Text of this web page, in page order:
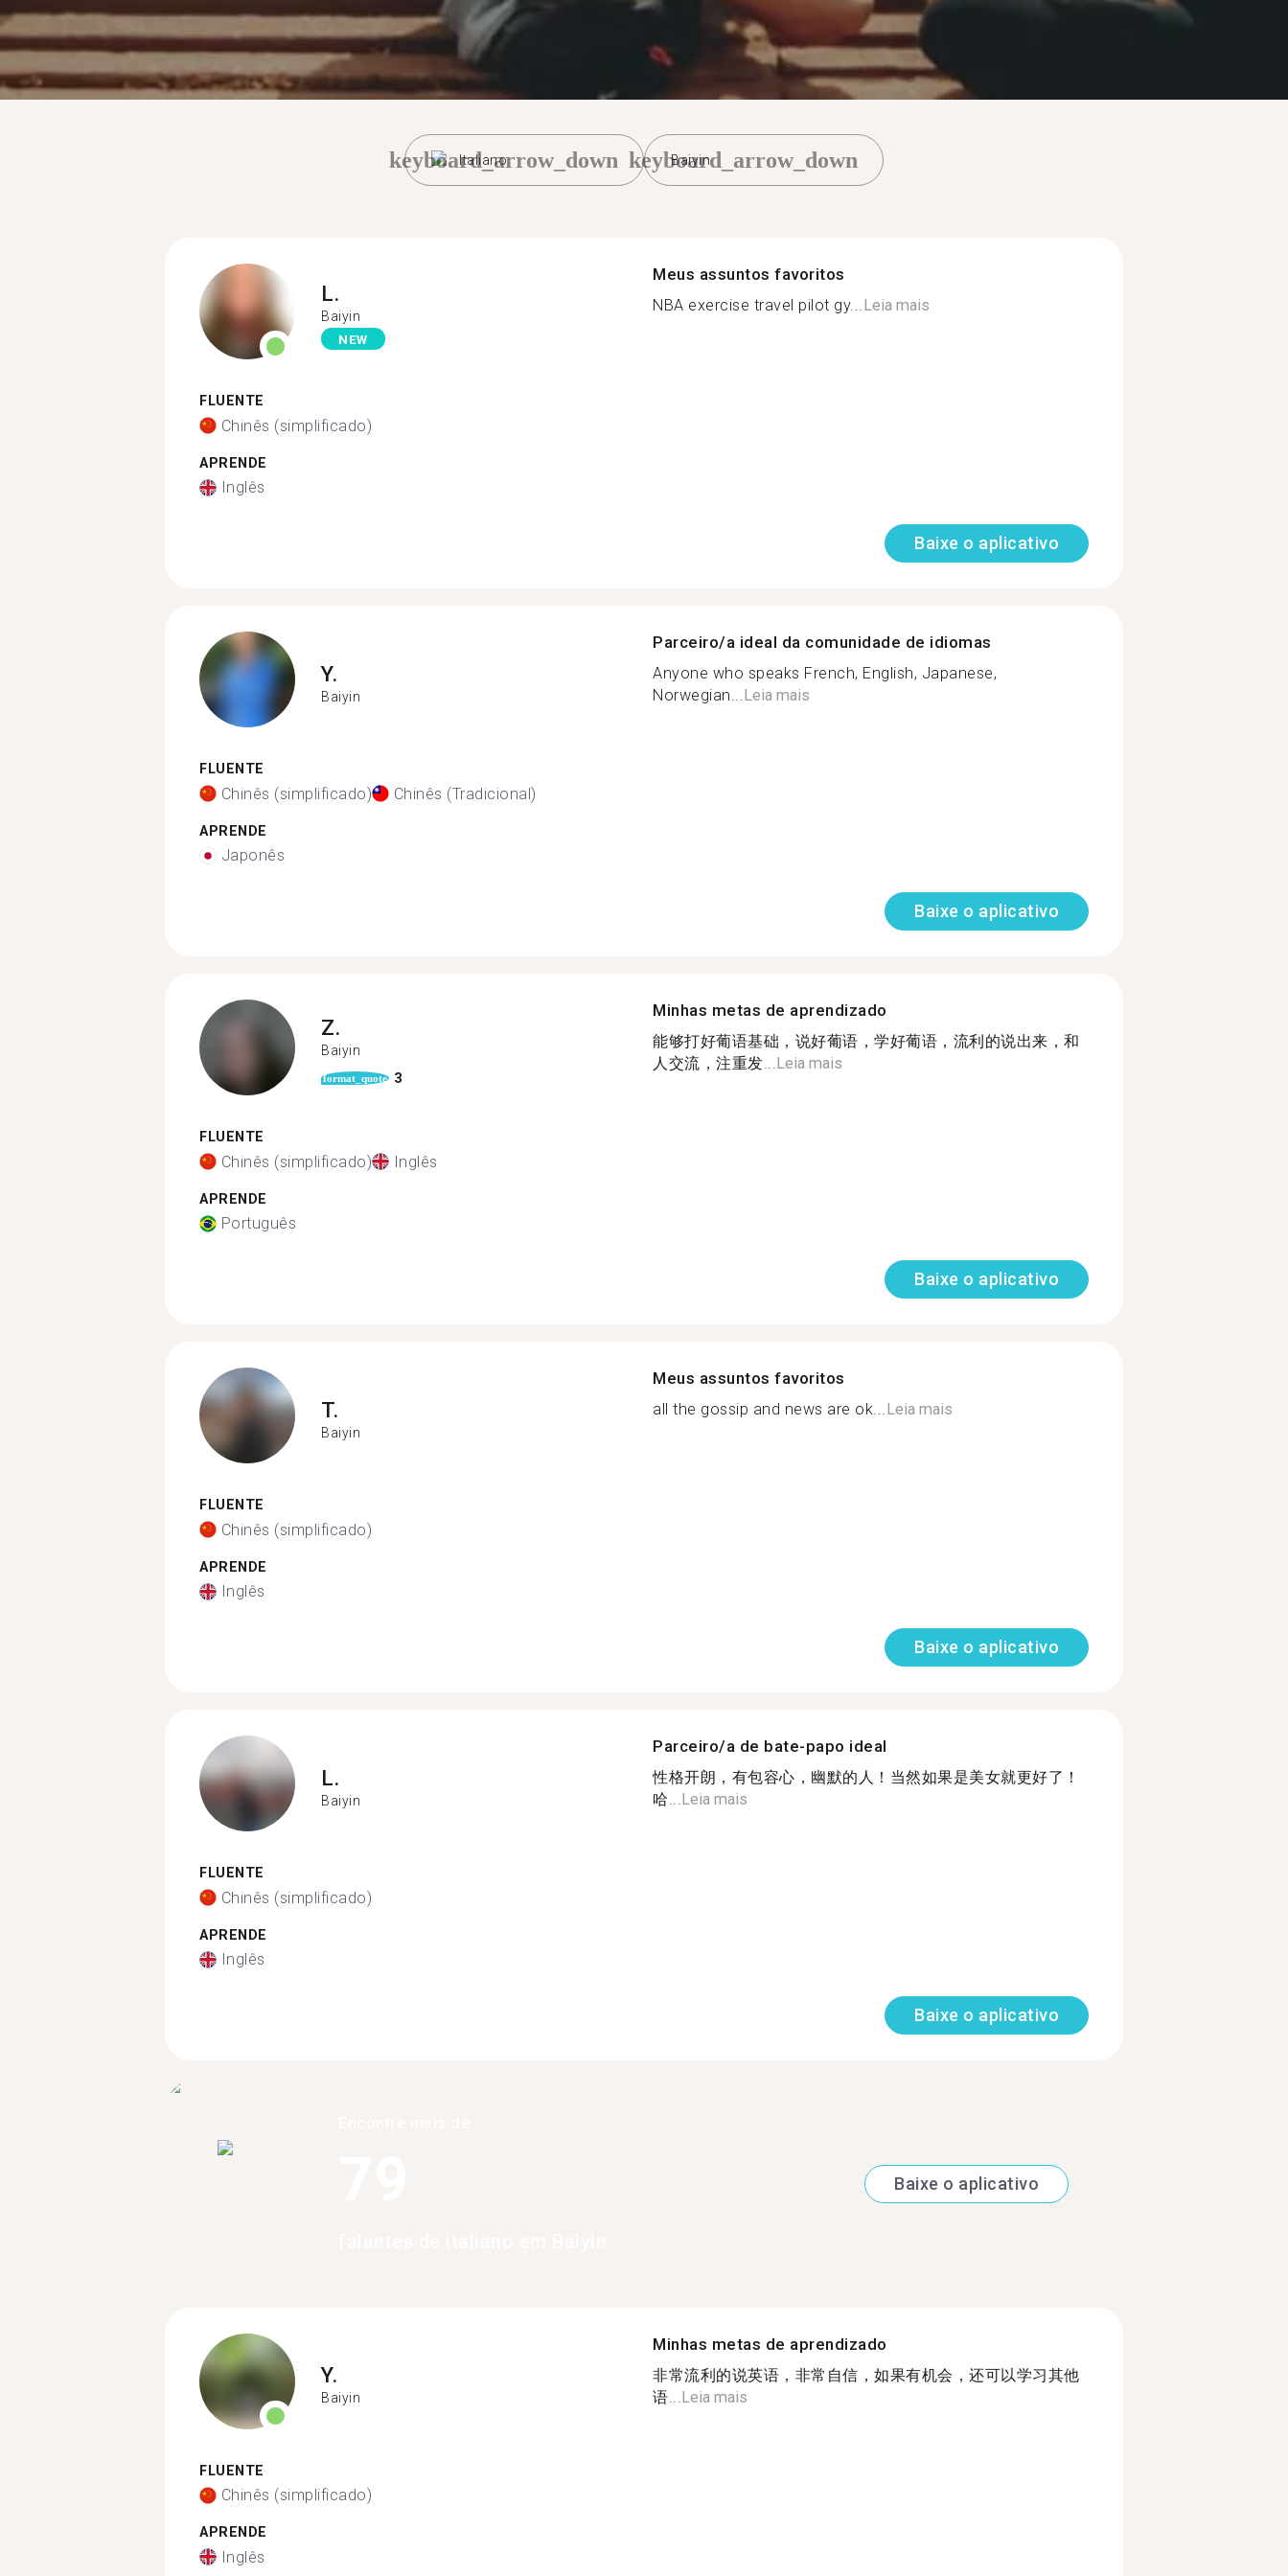
Italiano
keyboard_arrow_down Baiyin
keyboard_arrow_down
L.
Baiyin
NEW
FLUENTE
Chinês (simplificado)
APRENDE
Inglês
Meus assuntos favoritos
NBA exercise travel pilot gy...Leia mais
Baixe o aplicativo
Y.
Baiyin
FLUENTE
Chinês (simplificado) Chinês (Tradicional)
APRENDE
Japonês
Parceiro/a ideal da comunidade de idiomas
Anyone who speaks French, English, Japanese,
Norwegian...Leia mais
Baixe o aplicativo
Z.
Baiyin
format_quote 3
FLUENTE
Chinês (simplificado) Inglês
APRENDE
Português
Minhas metas de aprendizado
能够打好葡语基础，说好葡语，学好葡语，流利的说出来，和
人交流，注重发...Leia mais
Baixe o aplicativo
T.
Baiyin
FLUENTE
Chinês (simplificado)
APRENDE
Inglês
Meus assuntos favoritos
all the gossip and news are ok...Leia mais
Baixe o aplicativo
L.
Baiyin
FLUENTE
Chinês (simplificado)
APRENDE
Inglês
Parceiro/a de bate-papo ideal
性格开朗，有包容心，幽默的人！当然如果是美女就更好了！
哈...Leia mais
Baixe o aplicativo
Baixe o aplicativo
Y.
Baiyin
FLUENTE
Chinês (simplificado)
APRENDE
Inglês
Minhas metas de aprendizado
非常流利的说英语，非常自信，如果有机会，还可以学习其他
语... Leia mais